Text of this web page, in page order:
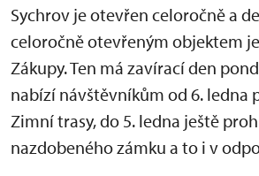
Sychrov je otevřen celoročně a
celoročně otevřeným objektem
Zákupy. Ten má zavírací den
nabízí návštěvníkům od 6. ledna
Zimní trasy, do 5. ledna ještě
nazdobeného zámku a to i v